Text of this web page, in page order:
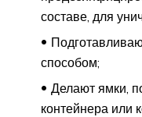
составе, для
способом;
Делают ямки,
контейнера или